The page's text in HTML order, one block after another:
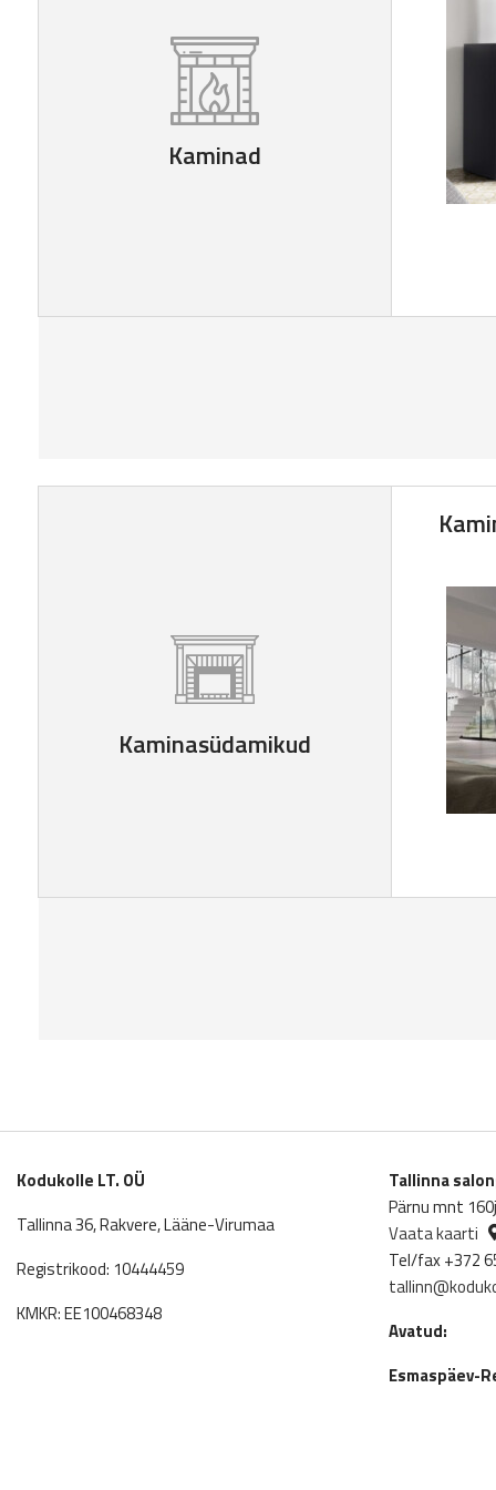
Kaminad
Kaminasüdamikud
Kodukolle LT. OÜ
Tallinna 36, Rakvere, Lääne-Virumaa
Registrikood: 10444459
KMKR: EE100468348
Tallinna
Pärnu mnt
Vaata kaarti
Tel/fax +372
Avatud:
Esmaspäev-